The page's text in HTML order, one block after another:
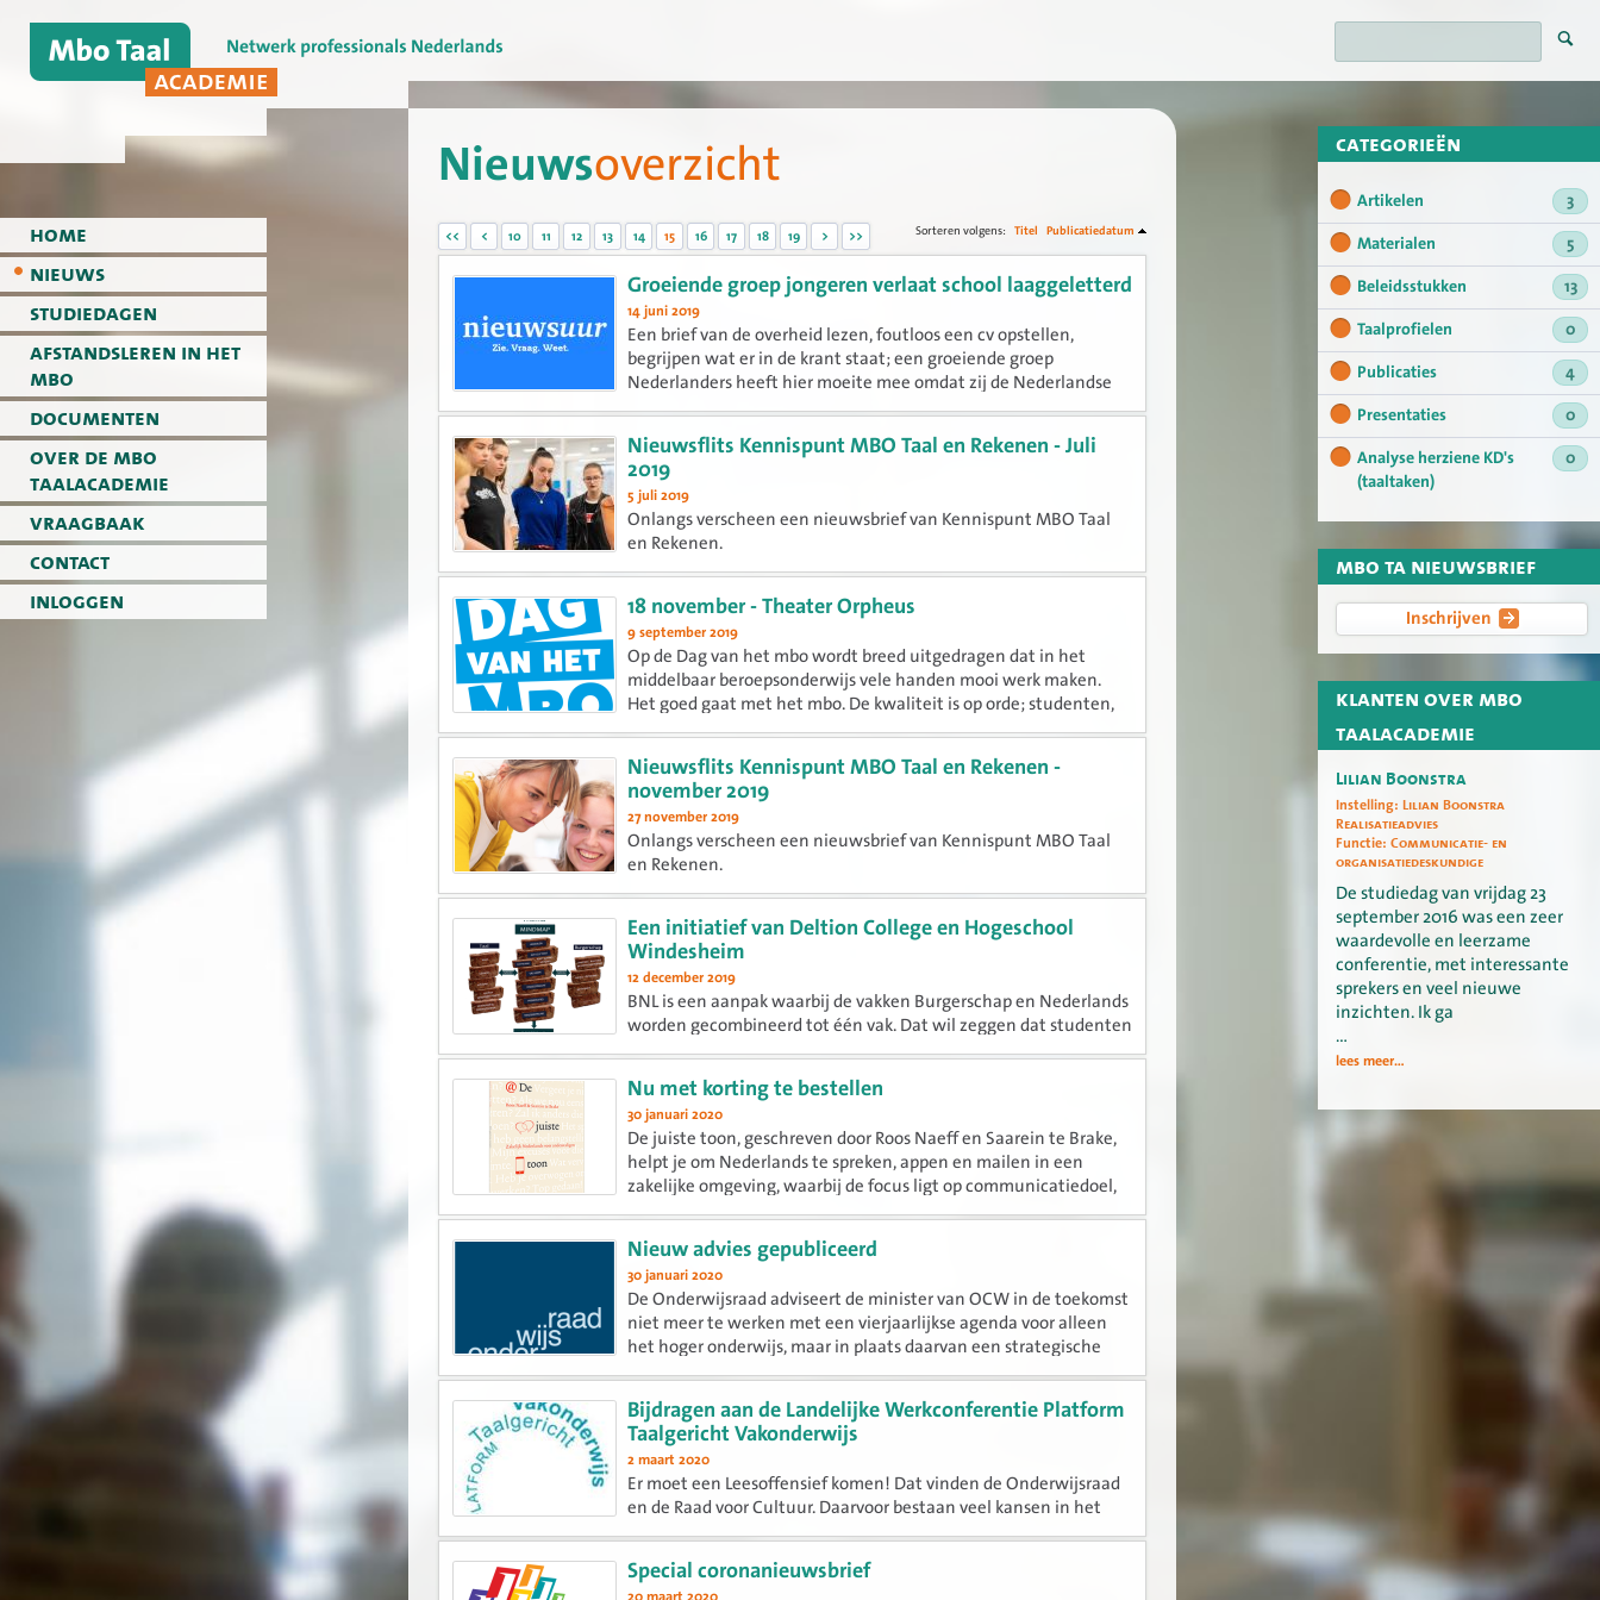
home
nieuws
studiedagen
afstandsleren in het
mbo
documenten
over de mbo
taalacademie
vraagbaak
contact
inloggen
categorieën
Artikelen
3
Materialen
5
Beleidsstukken
13
Taalprofielen
0
Publicaties
4
Presentaties
0
Analyse herziene KD's
(taaltaken)
0
mbo ta nieuwsbrief
Inschrijven
klanten over mbo
taalacademie
Lilian Boonstra
Instelling: Lilian Boonstra
Realisatieadvies
Functie: Communicatie- en
organisatiedeskundige
De studiedag van vrijdag 23
september 2016 was een zeer
waardevolle en leerzame
conferentie, met interessante
sprekers en veel nieuwe
inzichten. Ik ga
…
lees meer...
Nieuwsoverzicht
<< < 10 11 12 13 14 15 16 17 18 19 > >> Sorteren volgens: Titel Publicatiedatum
Groeiende groep jongeren verlaat school laaggeletterd
14 juni 2019
Een brief van de overheid lezen, foutloos een cv opstellen,
begrijpen wat er in de krant staat; een groeiende groep
Nederlanders heeft hier moeite mee omdat zij de Nederlandse
taal niet voldoende beheerst. Uit nieuw onderzoek van de
Stichting...
Nieuwsflits Kennispunt MBO Taal en Rekenen - Juli
2019
5 juli 2019
Onlangs verscheen een nieuwsbrief van Kennispunt MBO Taal
en Rekenen.
18 november - Theater Orpheus
9 september 2019
Op de Dag van het mbo wordt breed uitgedragen dat in het
middelbaar beroepsonderwijs vele handen mooi werk maken.
Het goed gaat met het mbo. De kwaliteit is op orde; studenten,
mbo-professionals en het bedrijfsleven zijn tevreden. Overal in
het land...
Nieuwsflits Kennispunt MBO Taal en Rekenen -
november 2019
27 november 2019
Onlangs verscheen een nieuwsbrief van Kennispunt MBO Taal
en Rekenen.
Een initiatief van Deltion College en Hogeschool
Windesheim
12 december 2019
BNL is een aanpak waarbij de vakken Burgerschap en Nederlands
worden gecombineerd tot één vak. Dat wil zeggen dat studenten
langere tijd (één periode) over een burgerschapsthema werken.
Tijdens het werken aan dat thema verwerven studenten
kennis...
Nu met korting te bestellen
30 januari 2020
De juiste toon, geschreven door Roos Naeff en Saarein te Brake,
helpt je om Nederlands te spreken, appen en mailen in een
zakelijke omgeving, waarbij de focus ligt op communicatiedoel,
toon en nuance.
Nieuw advies gepubliceerd
30 januari 2020
De Onderwijsraad adviseert de minister van OCW in de toekomst
niet meer te werken met een vierjaarlijkse agenda voor alleen
het hoger onderwijs, maar in plaats daarvan een strategische
visie te ontwikkelen voor het hele onderwijs.
Bijdragen aan de Landelijke Werkconferentie Platform
Taalgericht Vakonderwijs
2 maart 2020
Er moet een Leesoffensief komen! Dat vinden de Onderwijsraad
en de Raad voor Cultuur. Daarvoor bestaan veel kansen in het
onderwijs Nederlands, maar juist ook binnen de andere vakken.
Special coronanieuwsbrief